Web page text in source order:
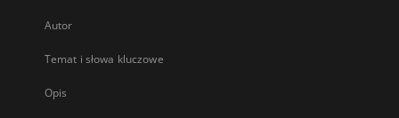
Autor
Temat i słowa kluczowe
Opis